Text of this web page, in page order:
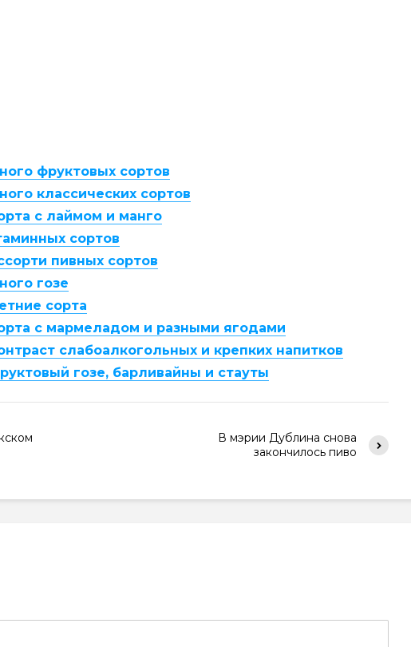
фруктовых сортов
классических сортов
с лаймом и манго
сортов
пивных сортов
гозе
сорта
с мармеладом и разными ягодами
слабоалкогольных и крепких напитков
гозе, барливайны и стауты
В мэрии Дублина снова
закончилось пиво